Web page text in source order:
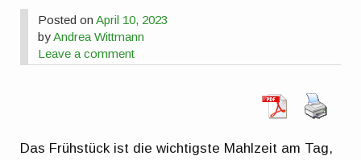
Posted onApril 10, 2023
byAndrea Wittmann
Leave a comment
Das Frühstück ist die wichtigste Mahlzeit am Tag,